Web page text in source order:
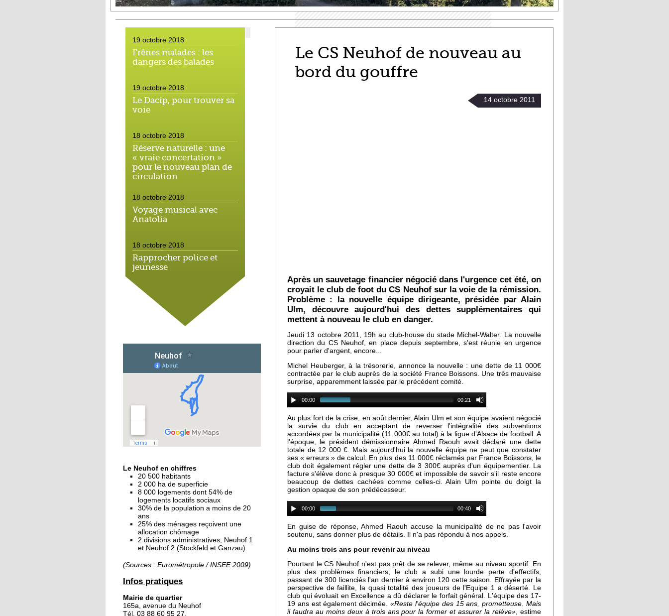
19 octobre 2018
Frênes malades : les
dangers des balades
19 octobre 2018
Le Dacip, pour trouver sa
voie
18 octobre 2018
Réserve naturelle : une
« vraie concertation »
pour le nouveau plan de
circulation
18 octobre 2018
Voyage musical avec
Anatolia
18 octobre 2018
Rapprocher police et
jeunesse
18 octobre 2018
Un jardin face aux
obstacles
Jouer à Fifa à la
médiathèque
16 octobre 2018
«Chacun me propose un
autofinancement là, ce
qui vous vient !»
16 octobre 2018
ciel ouvert »
16 octobre 2018
Un vécu de poids
15 octobre 2018
Difracto : devenir un pro
avec Django
Le vrac s'invite au Neuhof
Le Neuhof en chiffres
20 500 habitants
2 000 ha de superficie
8 000 logements dont 54% de
logements locatifs sociaux
30% de la population a moins de 20
ans
25% des ménages reçoivent une
allocation chômage
2 divisions administratives, Neuhof 1
et Neuhof 2 (Stockfeld et Ganzau)
(Sources : Eurométropole / INSEE 2009)
Infos pratiques
Mairie de quartier
165a, avenue du Neuhof
Tél. 03 88 60 95 27.
Le CS Neuhof de nouveau au
bord du gouffre
14 octobre 2011
Après un sauvetage financier négocié dans l'urgence cet été, on
croyait le club de foot du CS Neuhof sur la voie de la rémission.
Problème : la nouvelle équipe dirigeante, présidée par Alain
Ulm, découvre aujourd'hui des dettes supplémentaires qui
mettent à nouveau le club en danger.
Jeudi 13 octobre 2011, 19h au club-house du stade Michel-Walter. La nouvelle
direction du CS Neuhof, en place depuis septembre, s'est réunie en urgence
pour parler d'argent, encore...
Michel Heuberger, à la trésorerie, annonce la nouvelle : une dette de 11 000€
contractée par le club auprès de la société France Boissons. Une très mauvaise
surprise, apparemment laissée par le précédent comité.
00:00 00:21
Au plus fort de la crise, en août dernier, Alain Ulm et son équipe avaient négocié
la survie du club en acceptant de reverser l'intégralité des subventions
accordées par la municipalité (11 000€ au total) à la ligue d'Alsace de football. A
l'époque, le président démissionnaire Ahmed Raouh avait déclaré une dette
totale de 12 000 €. Mais aujourd'hui la nouvelle équipe ne peut que constater
ses « erreurs » de calcul. En plus des 11 000€ réclamés par France Boissons, le
club doit également régler une dette de 3 300€ auprès d'un équipementier. La
facture s'élève donc à presque 30 000€ et impossible de savoir s'il reste encore
beaucoup de dettes cachées comme celles-ci. Alain Ulm pointe du doigt la
gestion opaque de son prédécesseur.
00:00 00:40
En guise de réponse, Ahmed Raouh accuse la municipalité de ne pas l'avoir
soutenu, sans donner plus de détails. Il n'a pas répondu à nos appels.
Au moins trois ans pour revenir au niveau
Pourtant le CS Neuhof n'est pas prêt de se relever, même au niveau sportif. En
plus des problèmes financiers, le club a subi une lourde perte d'effectifs,
passant de 300 licenciés l'an dernier à environ 120 cette saison. Effrayée par la
perspective de faillite, la quasi totalité des joueurs de l'Equipe 1 a déserté. Le
club qui évoluait en Excellence a dû déclarer le forfait général. L'équipe des 17-
19 ans est également décimée.«Reste l'équipe des 15 ans, prometteuse. Mais
il faudra au moins deux à trois ans pour la former et assurer la relève», estime